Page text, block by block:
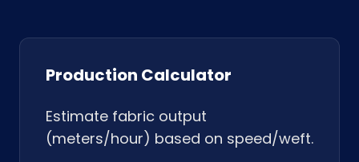
Production Calculator
Estimate fabric output
(meters/hour) based on speed/weft.